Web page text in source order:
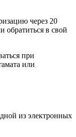
через 20
обратиться в свой
при
или
из электронных